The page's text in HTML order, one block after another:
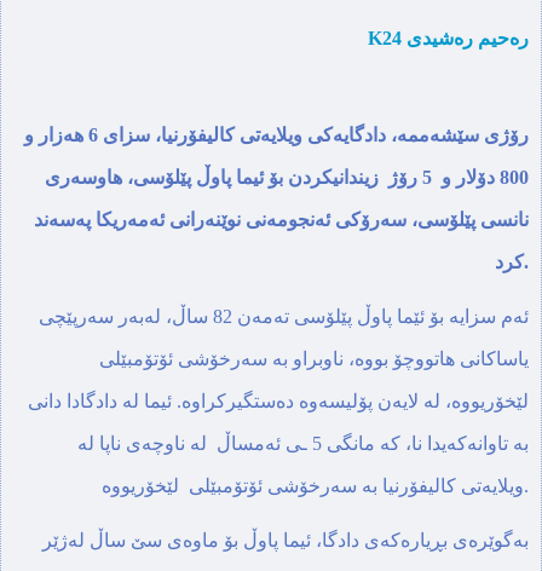
K24 رەحیم رەشیدی
رۆژی سێشەممە، دادگایەكی ویلایه‌تی كالیفۆرنیا، سزای 6 هه‌زار و
800 دۆلار و 5 رۆژ زیندانیكردن بۆ ئیما پاوڵ پێلۆسی، هاوسه‌ری
نانسی پێلۆسی، سەرۆکی ئەنجومەنی نوێنەرانی ئەمەریکا پەسەند
كرد.
ئەم سزایە بۆ ئێما پاوڵ پێلۆسی تەمەن 82 ساڵ، لەبەر سەرپێچی
یاساكانی هاتووچۆ بووه‌، ناوبراو بە سەرخۆشی ئۆتۆمبێلی
لێخۆریووه،‌ لە لایەن پۆلیسەوە ده‌ستگیركراوە. ئیما لە دادگادا دانی
بە تاوانەكەیدا نا، كە مانگی 5 ـی ئەمساڵ لە ناوچەی ناپا لە
ویلایەتی کالیفۆرنیا بە سەرخۆشی ئۆتۆمبێلی لێخۆریووه.
به‌گوێره‌ی بڕیاره‌كه‌ی دادگا، ئیما پاوڵ بۆ ماوه‌ی سێ ساڵ له‌ژێر